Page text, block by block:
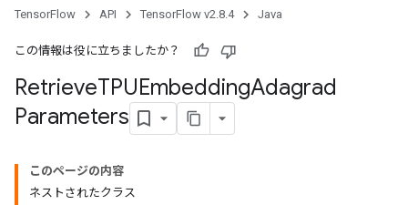
TensorFlow API TensorFlow v2.8.4 Java
この情報は役に立ちましたか？
RetrieveTPUEmbeddingAdagrad
Parameters
このページの内容
ネストされたクラス